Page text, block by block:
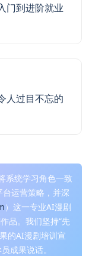
门到进阶就业
人过目不忘的
系统学习角色一致
运营策略，并深
）这一专业AI漫剧
品。我们坚持“先
的AI漫剧培训宣
成果说话。